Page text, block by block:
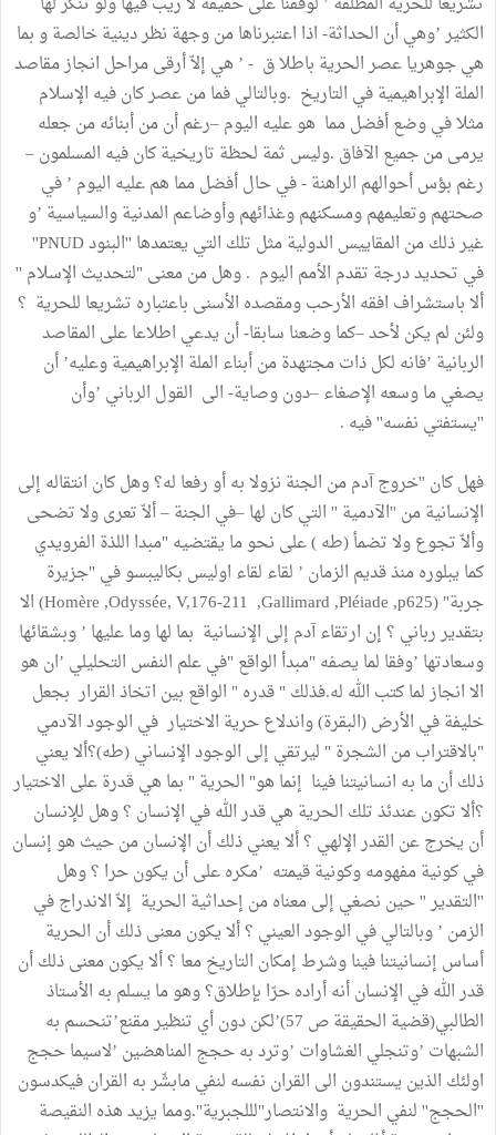
الكثير ’وهي أن الحداثة- اذا اعتبرناها من وجهة نظر دينية خالصة و بما
هي جوهريا عصر الحرية باطلا ق - ’ هي إلاّ أرقى مراحل انجاز مقاصد
الملة الإبراهيمية في التاريخ .وبالتالي فما من عصر كان فيه الإسلام
مثلا في وضع أفضل مما هو عليه اليوم –رغم أن من أبنائه من جعله
يرمى من جميع الآفاق .وليس ثمة لحظة تاريخية كان فيه المسلمون –
رغم بؤس أحوالهم الراهنة - في حال أفضل مما هم عليه اليوم ’ في
صحتهم وتعليمهم ومسكنهم وغذائهم وأوضاعم المدنية والسياسية ’و
غير ذلك من المقاييس الدولية مثل تلك التي يعتمدها ''البنود PNUD''
في تحديد درجة تقدم الأمم اليوم . وهل من معنى "لتحديث الإسلام ''
ألا باستشراف افقه الأرحب ومقصده الأسنى باعتباره تشريعا للحرية ؟
ولئن لم يكن لأحد –كما وضعنا سابقا- أن يدعي اطلاعا على المقاصد
الربانية ’فانه لكل ذات مجتهدة من أبناء الملة الإبراهيمية وعليه’ أن
يصغي ما وسعه الإصغاء –دون وصاية- الى القول الرباني ’وأن
''يستفتي نفسه'' فيه .
فهل كان ''خروج آدم من الجنة نزولا به أو رفعا له؟ وهل كان انتقاله إلى
الإنسانية من ''الآدمية '' التي كان لها –في الجنة – ألاّ تعرى ولا تضحى
وألاّ تجوع ولا تضمأ (طه ) على نحو ما يقتضيه "مبدا اللذة الفرويدي
كما يبلوره منذ قديم الزمان ’ لقاء لقاء اوليس بكاليبسو في "جزيرة
جربة" (Homère ,Odyssée, V,176-211 ,Gallimard ,Pléiade ,p625) الا
بتقدير رباني ؟ إن ارتقاء آدم إلى الإنسانية بما لها وما عليها ’ وبشقائها
وسعادتها ’وفقا لما يصفه "مبدأ الواقع "في علم النفس التحليلي ’ان هو
الا انجاز لما كتب الله له.فذلك " قدره " الواقع بين اتخاذ القرار بجعل
خليفة في الأرض (البقرة) واندلاع حرية الاختيار في الوجود الآدمي
"بالاقتراب من الشجرة " ليرتقي إلى الوجود الإنساني (طه)؟ألا يعني
ذلك أن ما به انسانيتنا فينا إنما هو" الحرية " بما هي قدرة على الاختيار
؟ألا تكون عندئذ تلك الحرية هي قدر الله في الإنسان ؟ وهل للإنسان
أن يخرج عن القدر الإلهي ؟ ألا يعني ذلك أن الإنسان من حيث هو إنسان
في كونية مفهومه وكونية قيمته ’مكره على أن يكون حرا ؟ وهل
''التقدير '' حين نصغي إلى معناه من إحداثية الحرية إلاّ الاندراج في
الزمن ’ وبالتالي في الوجود العيني ؟ ألا يكون معنى ذلك أن الحرية
أساس إنسانيتنا فينا وشرط إمكان التاريخ معا ؟ ألا يكون معنى ذلك أن
قدر الله في الإنسان أنه أراده حرّا بإطلاق؟ وهو ما يسلم به الأستاذ
الطالبي(قضية الحقيقة ص 57)’لكن دون أي تنظير مقنع’تنحسم به
الشبهات ’وتنجلي الغشاوات ’وترد به حجج المناهضين ’لاسيما حجج
اولئك الذين يستندون الى القران نفسه لنفي مابشّر به القران فيكدسون
''الحجج'' لنفي الحرية والانتصار"لللجبرية".ومما يزيد هذه النقيصة